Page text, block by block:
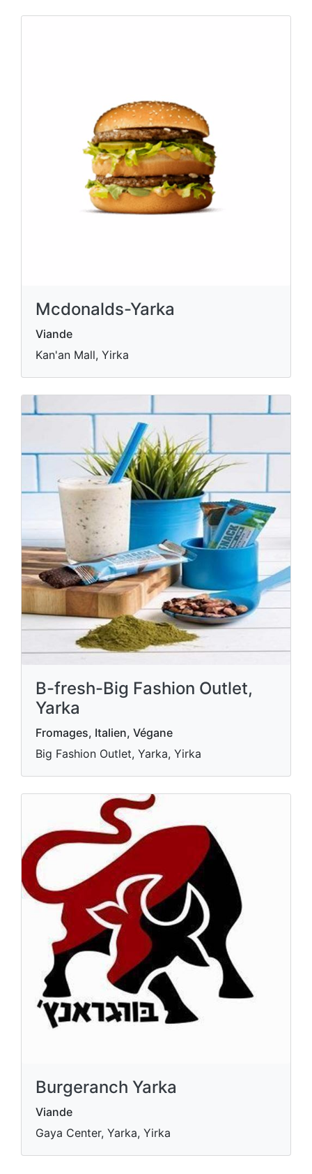
Mcdonalds-Yarka
Viande
Kan'an Mall, Yirka
B-fresh-Big Fashion Outlet,
Yarka
Fromages, Italien, Végane
Big Fashion Outlet, Yarka, Yirka
Burgeranch Yarka
Viande
Gaya Center, Yarka, Yirka